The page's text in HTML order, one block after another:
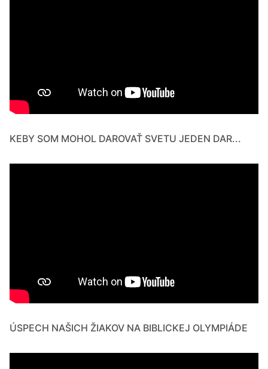
KEBY SOM MOHOL DAROVAŤ SVETU JEDEN DAR...
ÚSPECH NAŠICH ŽIAKOV NA BIBLICKEJ OLYMPIÁDE